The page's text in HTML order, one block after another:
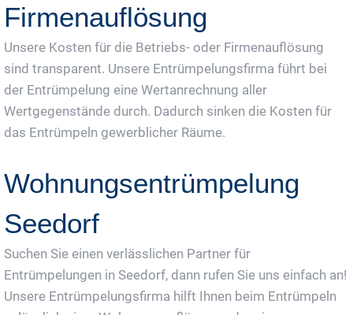
Firmenauflösung
Unsere Kosten für die Betriebs- oder Firmenauflösung
sind transparent. Unsere Entrümpelungsfirma führt bei
der Entrümpelung eine Wertanrechnung aller
Wertgegenstände durch. Dadurch sinken die Kosten für
das Entrümpeln gewerblicher Räume.
Wohnungsentrümpelung
Seedorf
Suchen Sie einen verlässlichen Partner für
Entrümpelungen in Seedorf, dann rufen Sie uns einfach an!
Unsere Entrümpelungsfirma hilft Ihnen beim Entrümpeln